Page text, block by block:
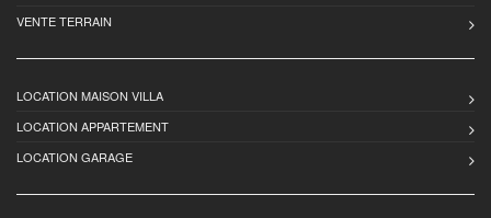
VENTE TERRAIN
LOCATION MAISON VILLA
LOCATION APPARTEMENT
LOCATION GARAGE